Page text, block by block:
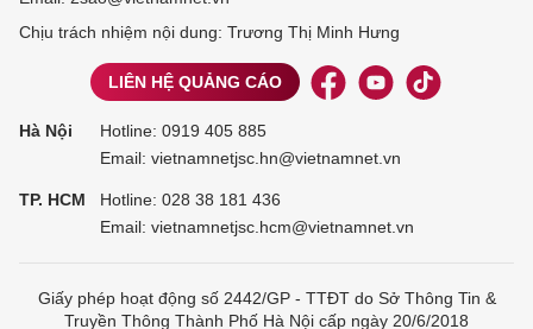
Chịu trách nhiệm nội dung: Trương Thị Minh Hưng
LIÊN HỆ QUẢNG CÁO
Hà Nội Hotline: 0919 405 885
Email: vietnamnetjsc.hn@vietnamnet.vn
TP. HCM Hotline: 028 38 181 436
Email: vietnamnetjsc.hcm@vietnamnet.vn
Giấy phép hoạt động số 2442/GP - TTĐT do Sở Thông Tin &
Truyền Thông Thành Phố Hà Nội cấp ngày 20/6/2018